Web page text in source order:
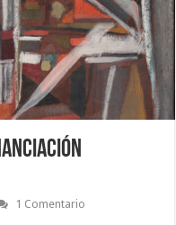
1 Comentario